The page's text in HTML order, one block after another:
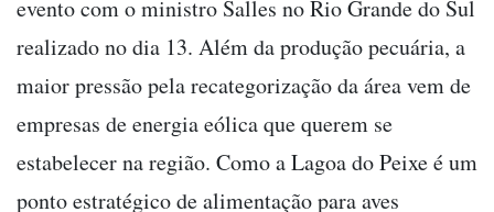
evento com o ministro Salles no Rio Grande do Sul
realizado no dia 13. Além da produção pecuária, a
maior pressão pela recategorização da área vem de
empresas de energia eólica que querem se
estabelecer na região. Como a Lagoa do Peixe é um
ponto estratégico de alimentação para aves